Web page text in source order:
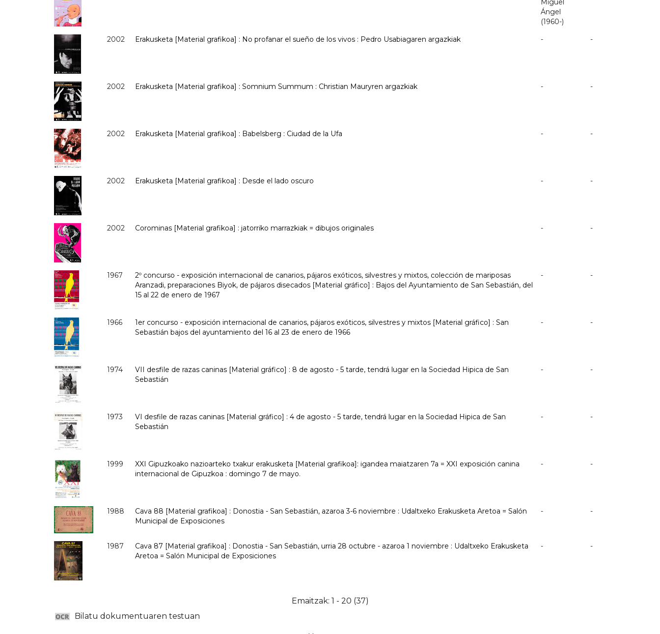
Miguel
Ángel
(1960-)
2002 Erakusketa [Material grafikoa] : No profanar el sueño de los vivos : Pedro Usabiagaren argazkiak - -
2002 Erakusketa [Material grafikoa] : Somnium Summum : Christian Mauryren argazkiak - -
2002 Erakusketa [Material grafikoa] : Babelsberg : Ciudad de la Ufa - -
2002 Erakusketa [Material grafikoa] : Desde el lado oscuro - -
2002 Corominas [Material grafikoa] : jatorriko marrazkiak = dibujos originales - -
1967
2º concurso - exposición internacional de canarios, pájaros exóticos, silvestres y mixtos, colección de mariposas
Aranzadi, preparaciones Biyok, de pájaros disecados [Material gráfico] : Bajos del Ayuntamiento de San Sebastián, del
15 al 22 de enero de 1967
- -
1966
1er concurso - exposición internacional de canarios, pájaros exóticos, silvestres y mixtos [Material gráfico] : San
Sebastián bajos del ayuntamiento del 16 al 23 de enero de 1966
- -
1974
VII desfile de razas caninas [Material gráfico] : 8 de agosto - 5 tarde, tendrá lugar en la Sociedad Hipica de San
Sebastián
- -
1973
VI desfile de razas caninas [Material gráfico] : 4 de agosto - 5 tarde, tendrá lugar en la Sociedad Hipica de San
Sebastián
- -
1999
XXI Gipuzkoako nazioarteko txakur erakusketa [Material grafikoa]: igandea maiatzaren 7a = XXI exposición canina
internacional de Gipuzkoa : domingo 7 de mayo.
- -
1988
Cava 88 [Material grafikoa] : Donostia - San Sebastián, azaroa 3-6 noviembre : Udaltxeko Erakusketa Aretoa = Salón
Municipal de Exposiciones
- -
1987
Cava 87 [Material grafikoa] : Donostia - San Sebastián, urria 28 octubre - azaroa 1 noviembre : Udaltxeko Erakusketa
Aretoa = Salón Municipal de Exposiciones
- -
Emaitzak: 1 - 20 (37)
Bilatu dokumentuaren testuan